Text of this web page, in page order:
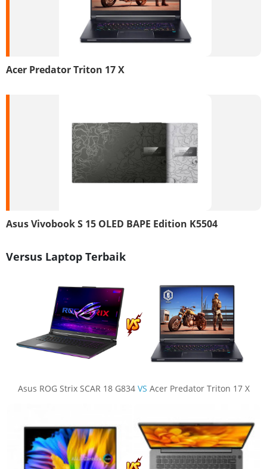
Acer Predator Triton 17 X
Asus Vivobook S 15 OLED BAPE Edition K5504
Versus Laptop Terbaik
Asus ROG Strix SCAR 18 G834 VS Acer Predator Triton 17 X